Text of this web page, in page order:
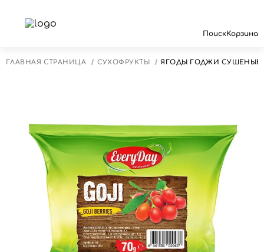
ПоискКорзина
ГЛАВНАЯ СТРАНИЦА СУХОФРУКТЫ ЯГОДЫ ГОДЖИ СУШЕНЫЕ,